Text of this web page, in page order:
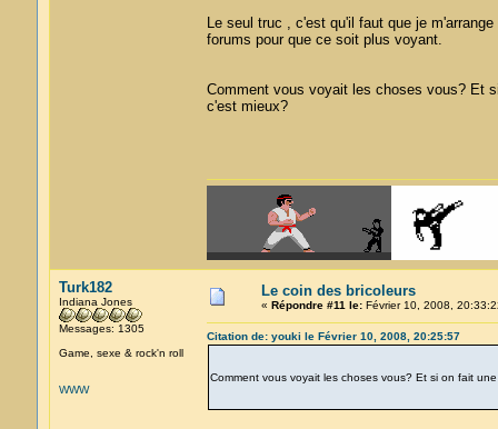
Le seul truc , c'est qu'il faut que je
forums pour que ce soit plus voyant.
Comment vous voyait les choses vous? Et
c'est mieux?
Turk182
Indiana Jones
Messages: 1305
Game, sexe & rock'n roll
WWW
Le coin des bricoleurs
« Répondre #11 le:Février 10, 2008,
Citation de: youki le Février 10, 2008, 20:25:57
Comment vous voyait les choses vous? Et si on fait